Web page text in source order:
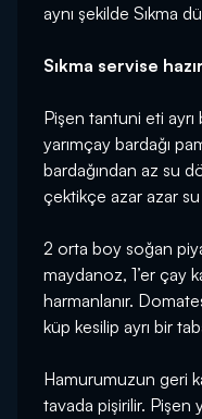
aynı şekilde Sıkma
Sıkma servise
Pişen tantuni eti ayrı
yarımçay bardağı
bardağından az su
çektikçe azar azar
2 orta boy soğan
maydanoz, 1’er çay
harmanlanır.
küp kesilip ayrı bir
Hamurumuzun geri
tavada pişirilir. Pişen